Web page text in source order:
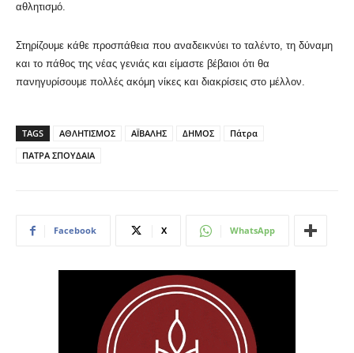
αθλητισμό.
Στηρίζουμε κάθε προσπάθεια που αναδεικνύει το ταλέντο, τη δύναμη
και το πάθος της νέας γενιάς και είμαστε βέβαιοι ότι θα
πανηγυρίσουμε πολλές ακόμη νίκες και διακρίσεις στο μέλλον.
TAGS ΑΘΛΗΤΙΣΜΟΣ ΑΪΒΑΛΗΣ ΔΗΜΟΣ
Πάτρα
ΠΑΤΡΑ ΣΠΟΥΔΑΙΑ
Facebook X WhatsApp